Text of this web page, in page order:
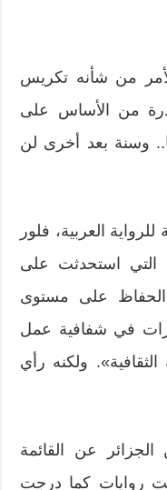
من شأنه تكريس
من الأساس على
وسنة بعد أخرى لن
العربية، فلور
التي استحدثت على
الحفاظ على مستوى
في شفافية عمل
ولكنه رأي
عن القائمة
روايات كما درجت